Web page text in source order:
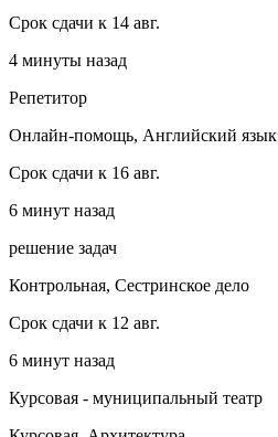
Срок сдачи к 14 авг.
4 минуты назад
Репетитор
Онлайн-помощь, Английский язык
Срок сдачи к 16 авг.
6 минут назад
решение задач
Контрольная, Сестринское дело
Срок сдачи к 12 авг.
6 минут назад
Курсовая - муниципальный театр